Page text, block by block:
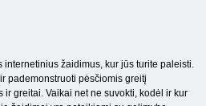
žaidimus, kur jūs turite paleisti.
pademonstruoti pėsčiomis greitį
greitai. Vaikai net ne suvokti, kodėl ir kur